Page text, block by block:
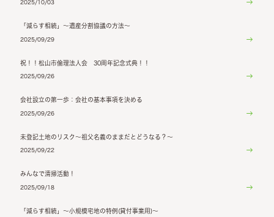
2025/10/03
「減らす相続」～遺産分割協議の方法～
2025/09/29
祝！！松山市倫理法人会 30周年記念式典！！
2025/09/26
会社設立の第一歩：会社の基本事項を決める
2025/09/26
未登記土地のリスク～祖父名義のままだとどうなる？～
2025/09/22
みんなで清掃活動！
2025/09/18
「減らす相続」～小規模宅地の特例(貸付事業用)～